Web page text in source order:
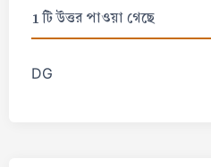
1 টি উত্তর পাওয়া গেছে
DG